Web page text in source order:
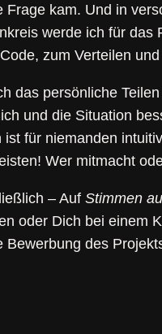
Frage kam. Und in
werde ich für das
zum Verteilen
das persönliche
und die Situation
ist für niemanden
Wer mitmacht
– Auf Stimmen
oder Dich bei einem
Bewerbung des